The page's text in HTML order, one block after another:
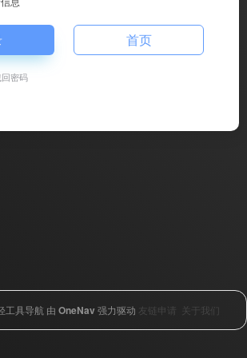
首页
密码
工具导航 由 OneNav强力驱动 友链申请 关于我们